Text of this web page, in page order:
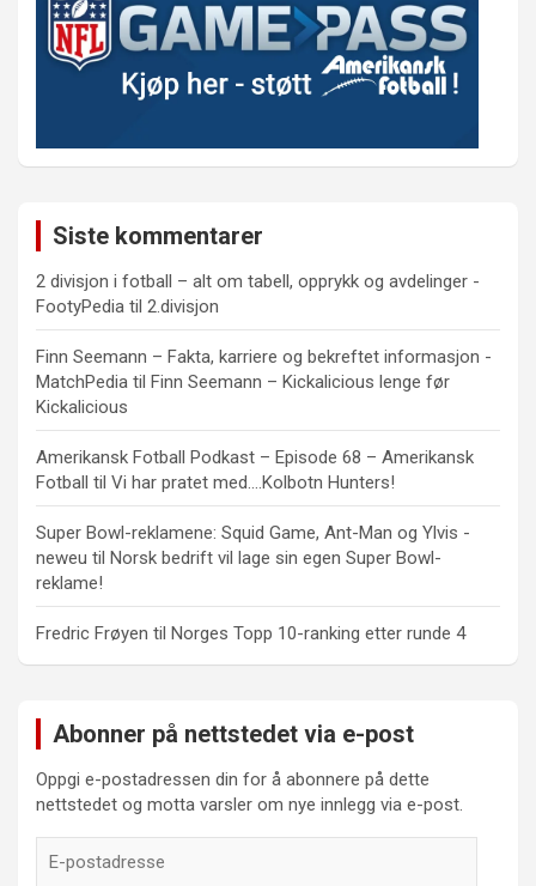
Siste kommentarer
2 divisjon i fotball – alt om tabell, opprykk og avdelinger -
FootyPedia til 2.divisjon
Finn Seemann – Fakta, karriere og bekreftet informasjon -
MatchPedia til Finn Seemann – Kickalicious lenge før
Kickalicious
Amerikansk Fotball Podkast – Episode 68 – Amerikansk
Fotball til Vi har pratet med….Kolbotn Hunters!
Super Bowl-reklamene: Squid Game, Ant-Man og Ylvis -
neweu til Norsk bedrift vil lage sin egen Super Bowl-
reklame!
Fredric Frøyen til Norges Topp 10-ranking etter runde 4
Abonner på nettstedet via e-post
Oppgi e-postadressen din for å abonnere på dette
nettstedet og motta varsler om nye innlegg via e-post.
postadresse